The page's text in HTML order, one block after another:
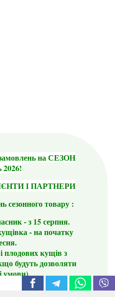
на СЕЗОН
2026!
І ПАРТНЕРИ
сезонного товару :
- з 15 серпня.
- на початку
плодових кущів з
будуть дозволяти
умови)
задоволені